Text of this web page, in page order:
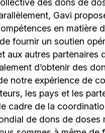
des dons de
Gavi
en matière
fournir un soutien
aux autres partenaires
d’obtenir des
notre expérience de
les pays et les
cadre de la
de dons de doses